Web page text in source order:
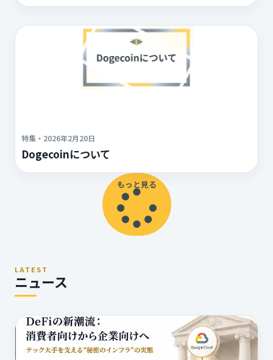
特集 ・ 2026年2月20日
Dogecoinについて
もっと見る
LATEST
ニュース